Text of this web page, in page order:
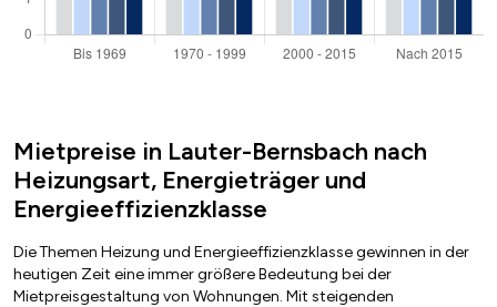
Mietpreise in Lauter-Bernsbach nach
Heizungsart, Energieträger und
Energieeffizienzklasse
Die Themen Heizung und Energieeffizienzklasse gewinnen in der
heutigen Zeit eine immer größere Bedeutung bei der
Mietpreisgestaltung von Wohnungen. Mit steigenden